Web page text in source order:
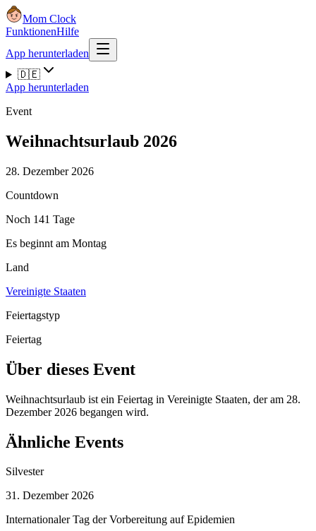
Mom Clock
FunktionenHilfe
App herunterladen
🇩🇪
App herunterladen
Event
Weihnachtsurlaub 2026
28. Dezember 2026
Countdown
Noch 141 Tage
Es beginnt am Montag
Land
Vereinigte Staaten
Feiertagstyp
Feiertag
Über dieses Event
Weihnachtsurlaub ist ein Feiertag in Vereinigte Staaten, der am 28.
Dezember 2026 begangen wird.
Ähnliche Events
Silvester
31. Dezember 2026
Internationaler Tag der Vorbereitung auf Epidemien